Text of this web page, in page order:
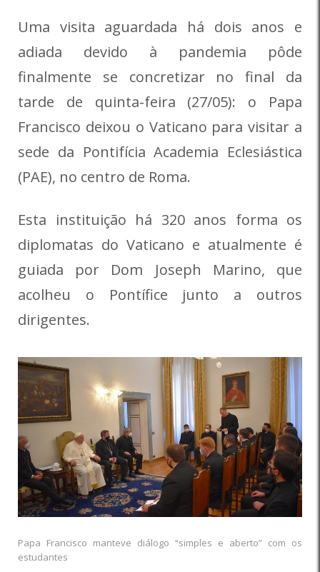
Uma visita aguardada há dois anos e
adiada devido à pandemia pôde
finalmente se concretizar no final da
tarde de quinta-feira (27/05): o Papa
Francisco deixou o Vaticano para visitar a
sede da Pontifícia Academia Eclesiástica
(PAE), no centro de Roma.
Esta instituição há 320 anos forma os
diplomatas do Vaticano e atualmente é
guiada por Dom Joseph Marino, que
acolheu o Pontífice junto a outros
dirigentes.
Papa Francisco manteve diálogo “simples e aberto” com os
estudantes